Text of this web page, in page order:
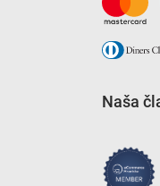
Naša